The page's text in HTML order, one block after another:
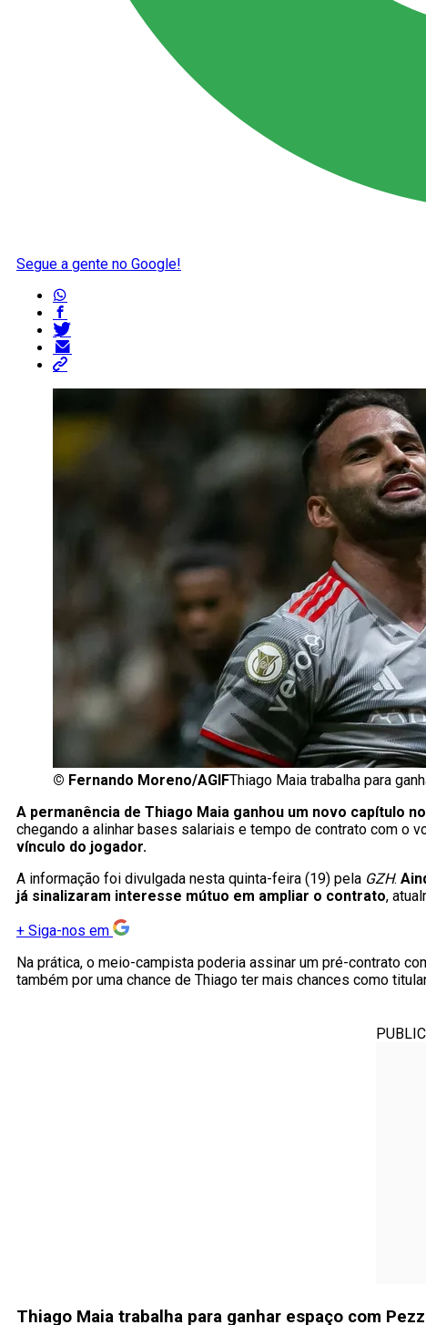
Segue a gente no Google!
© Fernando Moreno/AGIFThiago Maia trabalha para
A permanência de Thiago Maia ganhou um novo capítulo no
chegando a alinhar bases salariais e tempo de contrato com o
vínculo do jogador.
A informação foi divulgada nesta quinta-feira (19) pela GZH.
já sinalizaram interesse mútuo em ampliar o contrato,
+ Siga-nos em
Na prática, o meio-campista poderia assinar um pré-contrato
também por uma chance de Thiago ter mais chances como
Thiago Maia trabalha para ganhar espaço com